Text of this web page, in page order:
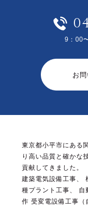
9：00
お
東京都小平市にある
り高い品質と確かな
貢献してきました。
建築電気設備工事、
種プラント工事、 自
作 受変電設備工事（